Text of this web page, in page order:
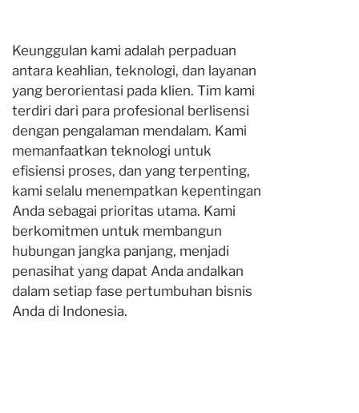
Keunggulan kami adalah perpaduan
antara keahlian, teknologi, dan layanan
yang berorientasi pada klien. Tim kami
terdiri dari para profesional berlisensi
dengan pengalaman mendalam. Kami
memanfaatkan teknologi untuk
efisiensi proses, dan yang terpenting,
kami selalu menempatkan kepentingan
Anda sebagai prioritas utama. Kami
berkomitmen untuk membangun
hubungan jangka panjang, menjadi
penasihat yang dapat Anda andalkan
dalam setiap fase pertumbuhan bisnis
Anda di Indonesia.